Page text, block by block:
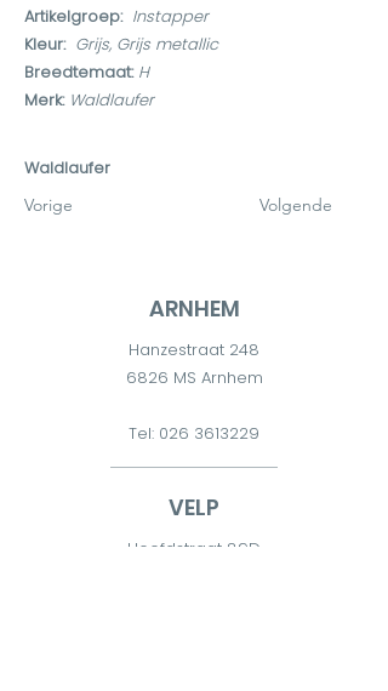
Artikelgroep: Instapper
Kleur: Grijs, Grijs metallic
Breedtemaat: H
Merk:Waldlaufer
Waldlaufer
Vorige Volgende
ARNHEM
Hanzestraat 248
6826 MS Arnhem
Tel: 026 3613229
VELP
Hoofdstraat 89D